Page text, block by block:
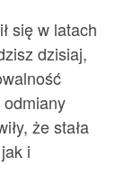
się w latach
dzisiaj,
że stała
i